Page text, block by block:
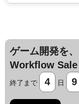
ゲーム開発を
Workflow Sale
終了まで 4 日 9